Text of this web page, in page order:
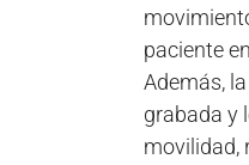
paciente
Además,
grabada y
movilidad,